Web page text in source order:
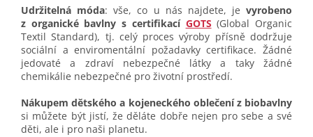
Udržitelná móda: vše, co u nás najdete, je vyrobeno
z organické bavlny s certifikací GOTS (Global Organic
Textil Standard), tj. celý proces výroby přísně dodržuje
sociální a enviromentální požadavky certifikace. Žádné
jedovaté a zdraví nebezpečné látky a taky žádné
chemikálie nebezpečné pro životní prostředí.
Nákupem dětského a kojeneckého oblečení z biobavlny
si můžete být jistí, že děláte dobře nejen pro sebe a své
děti, ale i pro naši planetu.